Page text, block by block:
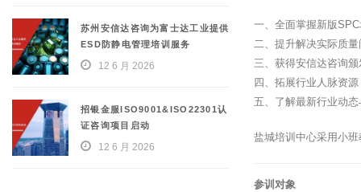
一、全面掌握新版
二、提升解决实际质
三、获得安信达咨询
四、拓展行业人脉资
五、了解最新行业动
盐城培训中心采用小
参训对象
苏州安信达咨询为富士达工业提供
ESD防静电管理培训服务
12 6 月 2026
招银金服ISO9001&ISO22301认
证咨询项目启动
12 6 月 2026